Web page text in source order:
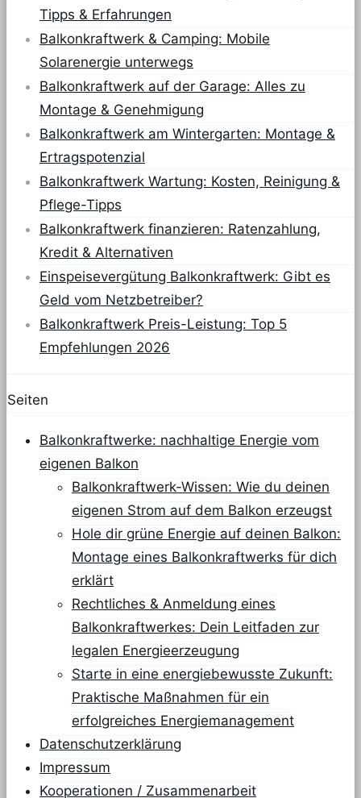
Tipps & Erfahrungen
Balkonkraftwerk & Camping: Mobile
Solarenergie unterwegs
Balkonkraftwerk auf der Garage: Alles zu
Montage & Genehmigung
Balkonkraftwerk am Wintergarten: Montage &
Ertragspotenzial
Balkonkraftwerk Wartung: Kosten, Reinigung &
Pflege-Tipps
Balkonkraftwerk finanzieren: Ratenzahlung,
Kredit & Alternativen
Einspeisevergütung Balkonkraftwerk: Gibt es
Geld vom Netzbetreiber?
Balkonkraftwerk Preis-Leistung: Top 5
Empfehlungen 2026
Seiten
Balkonkraftwerke: nachhaltige Energie vom
eigenen Balkon
Balkonkraftwerk-Wissen: Wie du deinen
eigenen Strom auf dem Balkon erzeugst
Hole dir grüne Energie auf deinen Balkon:
Montage eines Balkonkraftwerks für dich
erklärt
Rechtliches & Anmeldung eines
Balkonkraftwerkes: Dein Leitfaden zur
legalen Energieerzeugung
Starte in eine energiebewusste Zukunft:
Praktische Maßnahmen für ein
erfolgreiches Energiemanagement
Datenschutzerklärung
Impressum
Kooperationen / Zusammenarbeit